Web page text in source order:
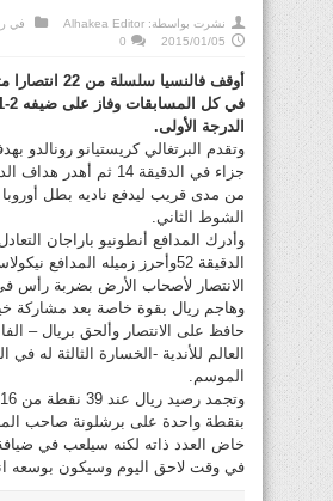
نشرت بواسطة: Alhakea Editor في
2015/01/05
0
أوقف فالنسيا
الدرجة الأولى.
وتقدم البرتغالي كريستيانو رونالدو
جزاء في الدقيقة 14 ثم
من مدى قريب ليدفع ناديه بطل أوروبا
الشوط الثاني.
وأدرك المدافع أنطونيو باراجان
الدقيقة 52وأحرز زميله المدافع
الانتصار لأصحاب الأرض بضربة رأس في
وهاجم ريال بقوة خاصة بعد مشاركة
حافظ على الانتصار وألحق بريال –
العالم للأندية -الخسارة الثالثة له في
الموسم.
بنقطة واحدة على برشلونة صاحب
خاض العدد ذاته لكنه سيلعب في
في وقت لاحق اليوم وسيكون بوسعه